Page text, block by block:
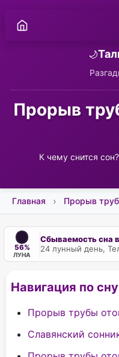
🌙
Прорыв
К чему снится
Главная Прорыв
56%
ЛУНА
Сбываемость сна в
24 лунный день,
Навигация по сну
Прорыв трубы
Славянский